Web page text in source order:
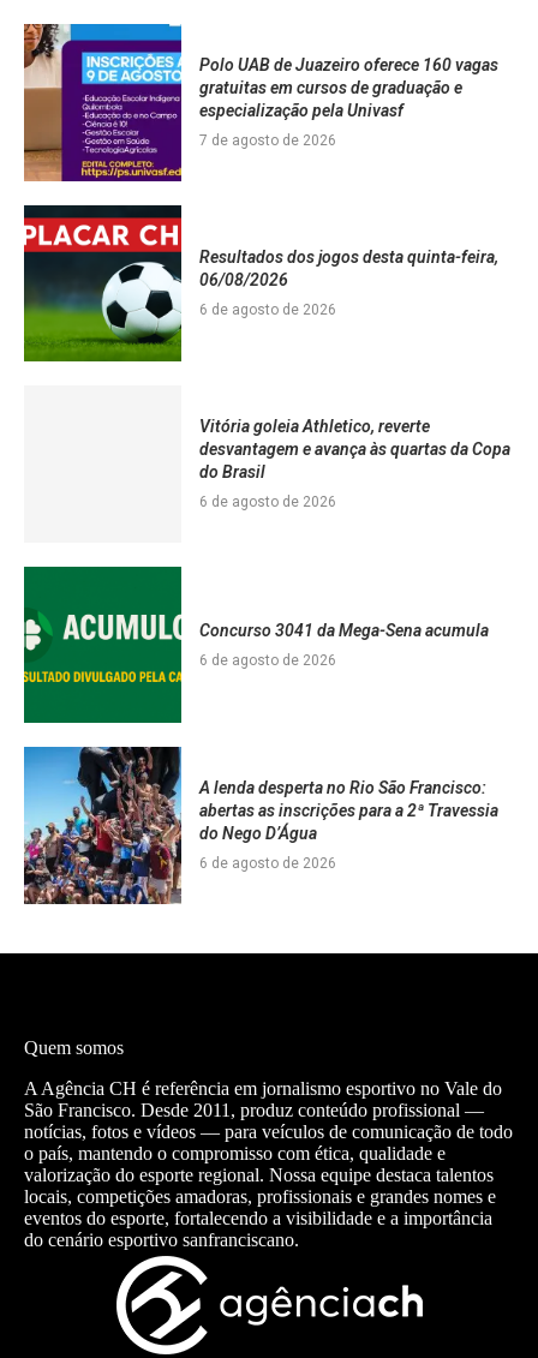
Polo UAB de Juazeiro oferece 160 vagas
gratuitas em cursos de graduação e
especialização pela Univasf
7 de agosto de 2026
Resultados dos jogos desta quinta-feira,
06/08/2026
6 de agosto de 2026
Vitória goleia Athletico, reverte
desvantagem e avança às quartas da Copa
do Brasil
6 de agosto de 2026
Concurso 3041 da Mega-Sena acumula
6 de agosto de 2026
A lenda desperta no Rio São Francisco:
abertas as inscrições para a 2ª Travessia
do Nego D’Água
6 de agosto de 2026
Quem somos
A Agência CH é referência em jornalismo esportivo no Vale do
São Francisco. Desde 2011, produz conteúdo profissional —
notícias, fotos e vídeos — para veículos de comunicação de todo
o país, mantendo o compromisso com ética, qualidade e
valorização do esporte regional. Nossa equipe destaca talentos
locais, competições amadoras, profissionais e grandes nomes e
eventos do esporte, fortalecendo a visibilidade e a importância
do cenário esportivo sanfranciscano.